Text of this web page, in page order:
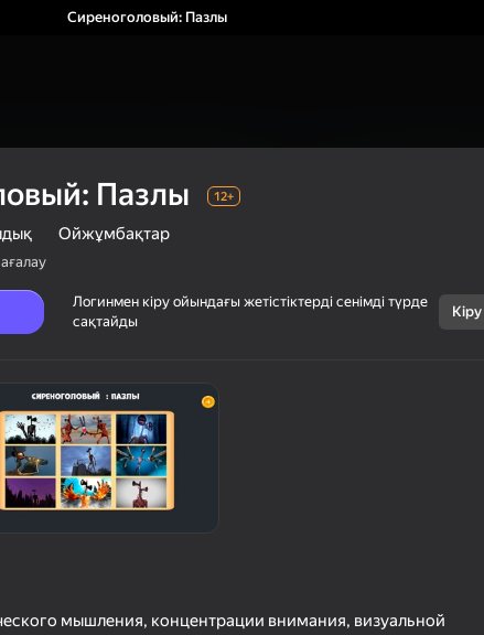
Сиреноголовый: Пазлы
Сиреноголовый:
Пазлы
WetGrass
Казуалдық
Ойжұмбақтар
4,3 Ойыншыларды бағалау
Пазлы 12+
Ойжұмбақтар
Логинмен кіру ойындағы жетістіктерді сенімді түрде
сақтайды
Кіру
мышления, концентрации внимания, визуальной